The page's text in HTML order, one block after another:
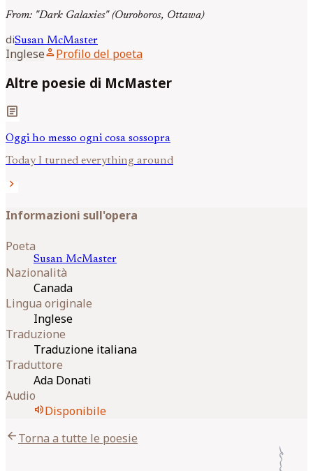
From: "Dark Galaxies" (Ouroboros, Ottawa)
diSusan McMaster
Ingleseperson Profilo del poeta
Altre poesie di McMaster
article
Oggi ho messo ogni cosa sossopra
Today I turned everything around
chevron_right
Informazioni sull'opera
Poeta
Susan McMaster
Nazionalità
Canada
Lingua originale
Inglese
Traduzione
Traduzione italiana
Traduttore
Ada Donati
Audio
volume_upDisponibile
arrow_backTorna a tutte le poesie